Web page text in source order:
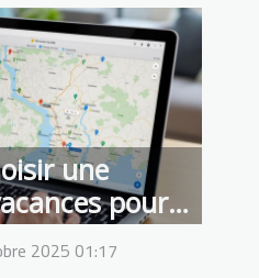
une
pour
?
2025 01:17